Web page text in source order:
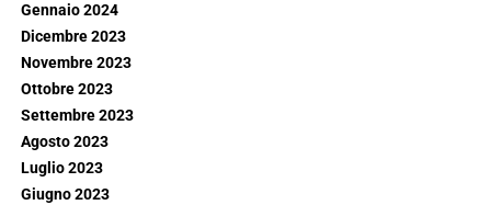
Gennaio 2024
Dicembre 2023
Novembre 2023
Ottobre 2023
Settembre 2023
Agosto 2023
Luglio 2023
Giugno 2023